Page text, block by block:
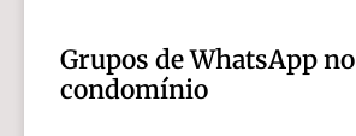
Grupos de WhatsApp no
condomínio